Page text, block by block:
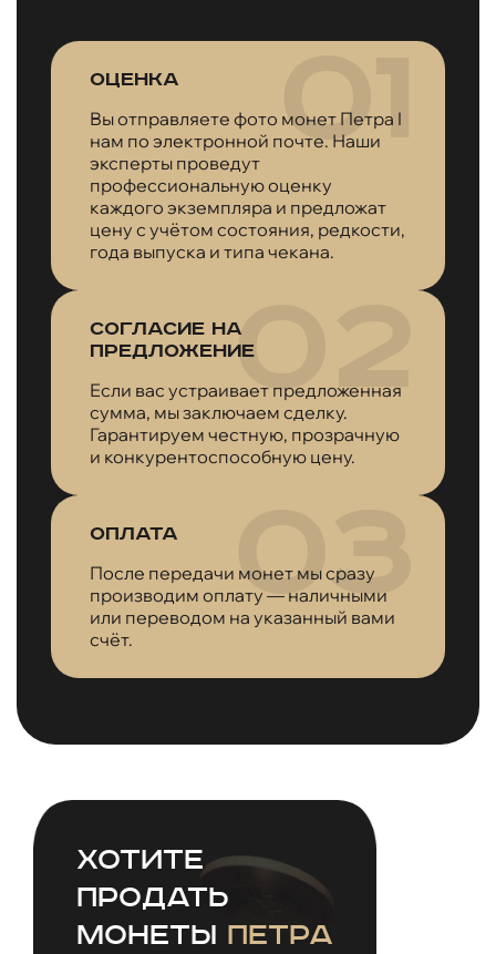
Оценка
Вы отправляете фото монет Петра I
нам по электронной почте. Наши
эксперты проведут
профессиональную оценку
каждого экземпляра и предложат
цену с учётом состояния, редкости,
года выпуска и типа чекана.
Согласие на
предложение
Если вас устраивает предложенная
сумма, мы заключаем сделку.
Гарантируем честную, прозрачную
и конкурентоспособную цену.
Оплата
После передачи монет мы сразу
производим оплату — наличными
или переводом на указанный вами
счёт.
Хотите
продать
монеты Петра